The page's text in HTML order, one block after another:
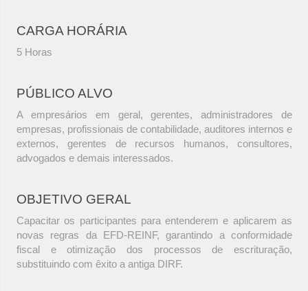
CARGA HORÁRIA
5 Horas
PÚBLICO ALVO
A empresários em geral, gerentes, administradores de
empresas, profissionais de contabilidade, auditores internos e
externos, gerentes de recursos humanos, consultores,
advogados e demais interessados.
OBJETIVO GERAL
Capacitar os participantes para entenderem e aplicarem as
novas regras da EFD-REINF, garantindo a conformidade
fiscal e otimização dos processos de escrituração,
substituindo com êxito a antiga DIRF.